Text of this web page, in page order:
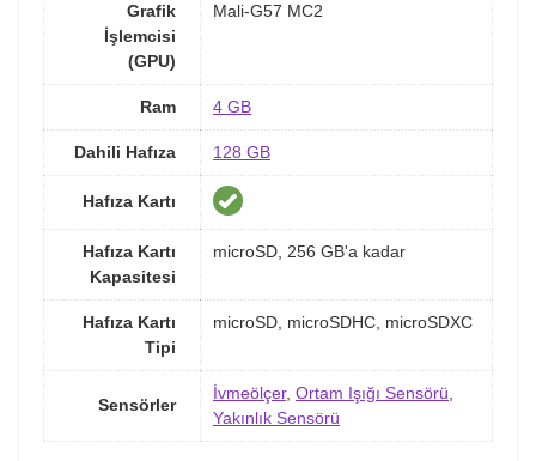
Grafik
İşlemcisi
(GPU)
Mali-G57 MC2
Ram 4 GB
Dahili Hafıza 128 GB
Hafıza Kartı
Hafıza Kartı
Kapasitesi
microSD, 256 GB'a kadar
Hafıza Kartı
Tipi
microSD, microSDHC, microSDXC
Sensörler
İvmeölçer, Ortam Işığı Sensörü,
Yakınlık Sensörü